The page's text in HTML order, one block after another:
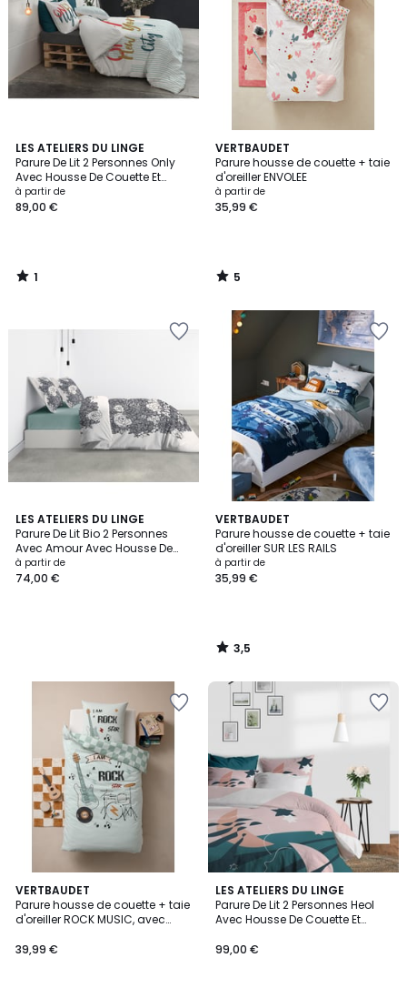
LES ATELIERS DU LINGE
Parure De Lit 2 Personnes Only
Avec Housse De Couette Et
Taies D'oreiller
à partir de
89,00 €
1
/
5
1
/
VERTBAUDET
Parure housse de couette + taie
d'oreiller ENVOLEE
à partir de
35,99 €
5
/
5
5
/
LES ATELIERS DU LINGE
Parure De Lit Bio 2 Personnes
Avec Amour Avec Housse De
Couette Et Taies D'oreiller
à partir de
74,00 €
VERTBAUDET
Parure housse de couette + taie
d'oreiller SUR LES RAILS
à partir de
35,99 €
3,5
/ 5
3,5
/
VERTBAUDET
Parure housse de couette + taie
d'oreiller ROCK MUSIC, avec
39,99 €
LES ATELIERS DU LINGE
Parure De Lit 2 Personnes Heol
Avec Housse De Couette Et
99,00 €